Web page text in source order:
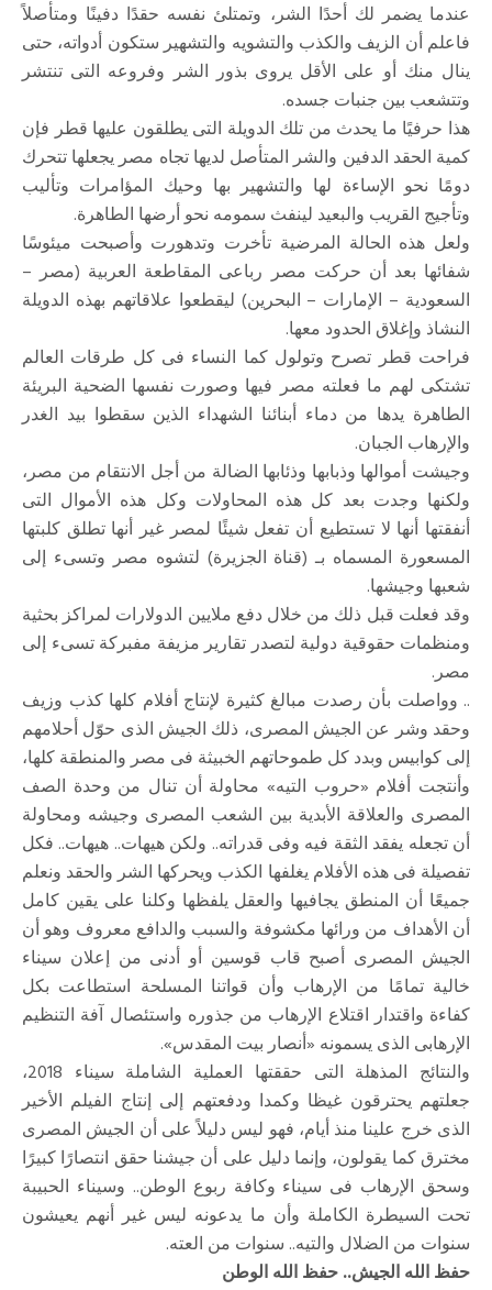
عندما يضمر لك أحدًا الشر، وتمتلئ نفسه حقدًا دفينًا ومتأصلاً
فاعلم أن الزيف والكذب والتشويه والتشهير ستكون أدواته، حتى
ينال منك أو على الأقل يروى بذور الشر وفروعه التى تنتشر
وتتشعب بين جنبات جسده.
هذا حرفيًا ما يحدث من تلك الدويلة التى يطلقون عليها قطر فإن
كمية الحقد الدفين والشر المتأصل لديها تجاه مصر يجعلها تتحرك
دومًا نحو الإساءة لها والتشهير بها وحيك المؤامرات وتأليب
وتأجيج القريب والبعيد لينفث سمومه نحو أرضها الطاهرة.
ولعل هذه الحالة المرضية تأخرت وتدهورت وأصبحت ميئوسًا
شفائها بعد أن حركت مصر رباعى المقاطعة العربية (مصر –
السعودية – الإمارات – البحرين) ليقطعوا علاقاتهم بهذه الدويلة
النشاذ وإغلاق الحدود معها.
فراحت قطر تصرح وتولول كما النساء فى كل طرقات العالم
تشتكى لهم ما فعلته مصر فيها وصورت نفسها الضحية البريئة
الطاهرة يدها من دماء أبنائنا الشهداء الذين سقطوا بيد الغدر
والإرهاب الجبان.
وجيشت أموالها وذبابها وذئابها الضالة من أجل الانتقام من مصر،
ولكنها وجدت بعد كل هذه المحاولات وكل هذه الأموال التى
أنفقتها أنها لا تستطيع أن تفعل شيئًا لمصر غير أنها تطلق كلبتها
المسعورة المسماه بـ (قناة الجزيرة) لتشوه مصر وتسىء إلى
شعبها وجيشها.
وقد فعلت قبل ذلك من خلال دفع ملايين الدولارات لمراكز بحثية
ومنظمات حقوقية دولية لتصدر تقارير مزيفة مفبركة تسىء إلى
مصر.
.. وواصلت بأن رصدت مبالغ كثيرة لإنتاج أفلام كلها كذب وزيف
وحقد وشر عن الجيش المصرى، ذلك الجيش الذى حوّل أحلامهم
إلى كوابيس وبدد كل طموحاتهم الخبيثة فى مصر والمنطقة كلها،
وأنتجت أفلام «حروب التيه» محاولة أن تنال من وحدة الصف
المصرى والعلاقة الأبدية بين الشعب المصرى وجيشه ومحاولة
أن تجعله يفقد الثقة فيه وفى قدراته.. ولكن هيهات.. هيهات.. فكل
تفصيلة فى هذه الأفلام يغلفها الكذب ويحركها الشر والحقد ونعلم
جميعًا أن المنطق يجافيها والعقل يلفظها وكلنا على يقين كامل
أن الأهداف من ورائها مكشوفة والسبب والدافع معروف وهو أن
الجيش المصرى أصبح قاب قوسين أو أدنى من إعلان سيناء
خالية تمامًا من الإرهاب وأن قواتنا المسلحة استطاعت بكل
كفاءة واقتدار اقتلاع الإرهاب من جذوره واستئصال آفة التنظيم
الإرهابى الذى يسمونه «أنصار بيت المقدس».
والنتائج المذهلة التى حققتها العملية الشاملة سيناء 2018،
جعلتهم يحترقون غيظا وكمدا ودفعتهم إلى إنتاج الفيلم الأخير
الذى خرج علينا منذ أيام، فهو ليس دليلاً على أن الجيش المصرى
مخترق كما يقولون، وإنما دليل على أن جيشنا حقق انتصارًا كبيرًا
وسحق الإرهاب فى سيناء وكافة ربوع الوطن.. وسيناء الحبيبة
تحت السيطرة الكاملة وأن ما يدعونه ليس غير أنهم يعيشون
سنوات من الضلال والتيه.. سنوات من العته.
حفظ الله الجيش.. حفظ الله الوطن